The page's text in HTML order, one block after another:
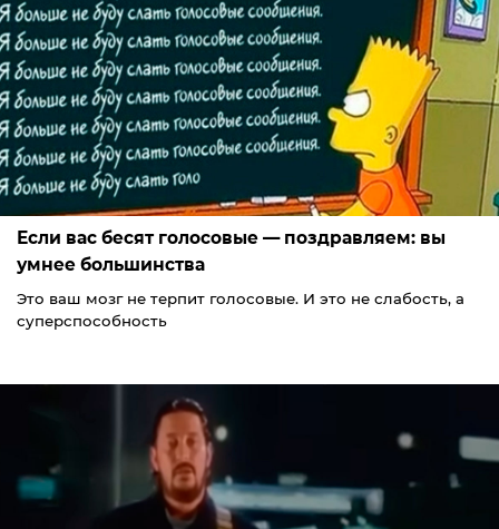
Если вас бесят голосовые — поздравляем: вы
умнее большинства
Это ваш мозг не терпит голосовые. И это не слабость, а
суперспособность